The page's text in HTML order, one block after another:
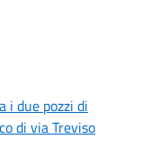
i due pozzi di
di via Treviso